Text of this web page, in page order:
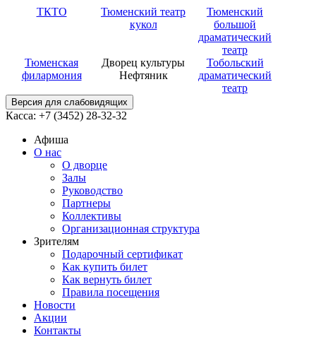
ТКТО
Тюменский театр
кукол
Тюменский
большой
драматический
театр
Тюменская
филармония
Дворец культуры
Нефтяник
Тобольский
драматический
театр
Версия для слабовидящих
Касса: +7 (3452) 28-32-32
Афиша
О нас
О дворце
Залы
Руководство
Партнеры
Коллективы
Организационная структура
Зрителям
Подарочный сертификат
Как купить билет
Как вернуть билет
Правила посещения
Новости
Акции
Контакты